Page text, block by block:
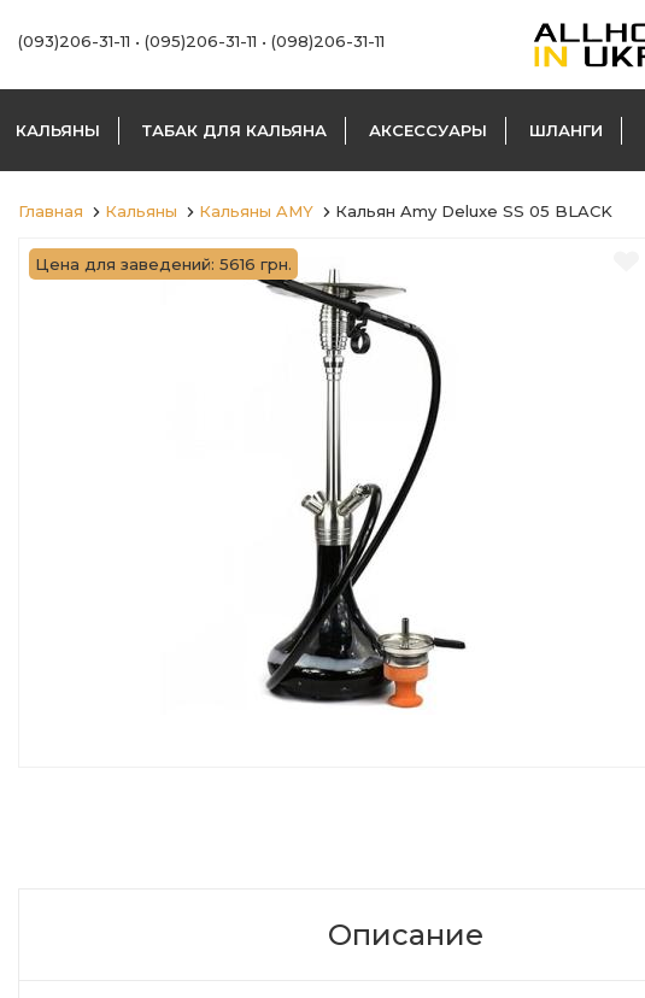
(093)206-31-11 • (095)206-31-11 • (098)206-31-11
КАЛЬЯНЫ ТАБАК ДЛЯ КАЛЬЯНА АКСЕССУАРЫ ШЛАНГИ
Главная Кальяны Кальяны AMY Кальян Amy Deluxe SS 05 BLACK
Цена для заведений: 5616 грн.
Описание